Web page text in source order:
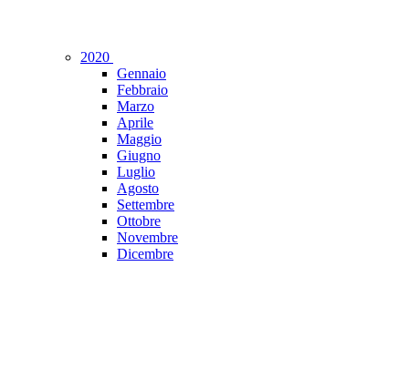
2020
Gennaio
Febbraio
Marzo
Aprile
Maggio
Giugno
Luglio
Agosto
Settembre
Ottobre
Novembre
Dicembre